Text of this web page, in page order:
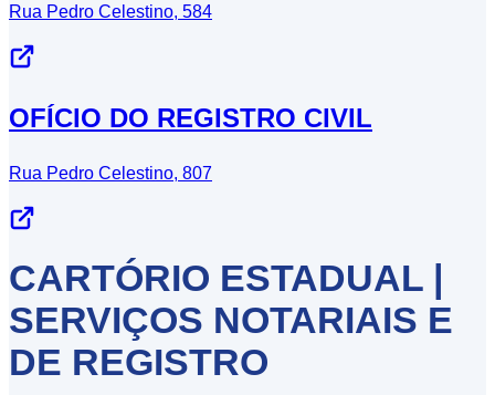
Rua Pedro Celestino, 584
OFÍCIO DO REGISTRO CIVIL
Rua Pedro Celestino, 807
CARTÓRIO ESTADUAL |
SERVIÇOS NOTARIAIS E
DE REGISTRO